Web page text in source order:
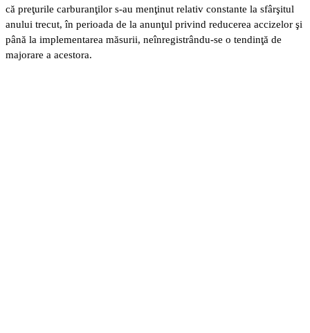
că preţurile carburanţilor s-au menţinut relativ constante la sfârşitul
anului trecut, în perioada de la anunţul privind reducerea accizelor şi
până la implementarea măsurii, neînregistrându-se o tendinţă de
majorare a acestora.